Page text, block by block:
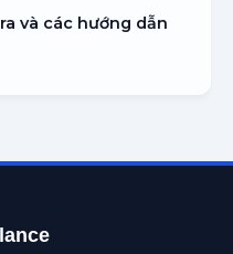
và các hướng dẫn